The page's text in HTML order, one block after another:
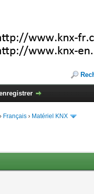
› Français › Matériel KNX